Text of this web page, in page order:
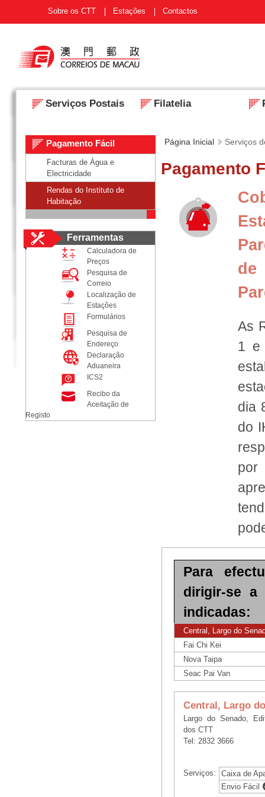
Sobre os CTT Estações Contactos
Serviços Postais Filatelia
Pagamento Fácil
Facturas de Água e
Electricidade
Rendas do Instituto de
Habitação
Ferramentas
Calculadora de
Preços
Pesquisa de
Correio
Localização de
Estações
Formulários
Pesquisa de
Endereço
Declaração
Aduaneira
ICS2
Recibo da
Aceitação de
Registo
Página Inicial Serviços
Pagamento
de
As
1 e
dia
do
Para
dirigir-se a
indicadas:
Central, Largo do
Fai Chi Kei
Nova Taipa
Seac Pai Van
Central, Largo
Largo do Senado,
dos CTT
Tel: 2832 3666
Serviços:
Caixa de
Envio Fácil